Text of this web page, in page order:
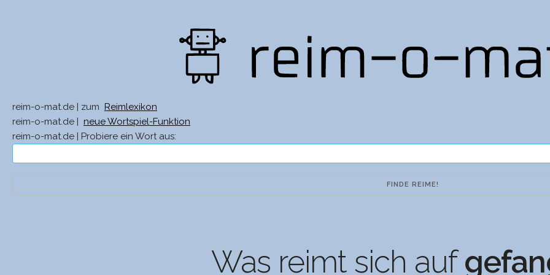
reim-o-mat.de | zum
Reimlexikon
reim-o-mat.de |
neue Wortspiel-Funktion
reim-o-mat.de | Probiere ein Wort aus:
Was reimt sich auf